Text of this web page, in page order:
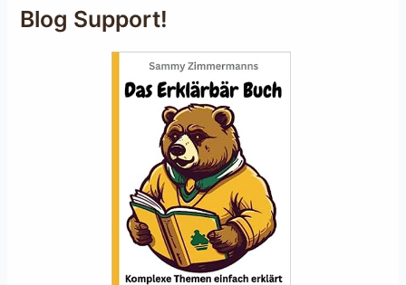
Blog Support!